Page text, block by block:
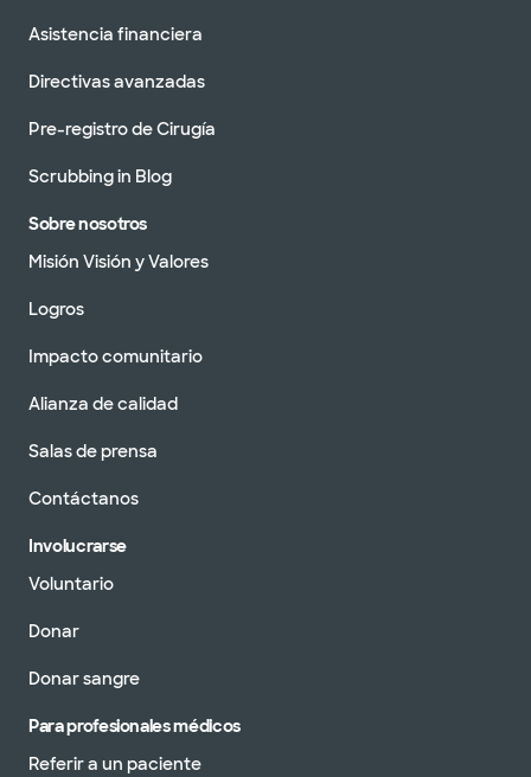
Asistencia financiera
Directivas avanzadas
Pre-registro de Cirugía
Scrubbing in Blog
Sobre nosotros
Misión Visión y Valores
Logros
Impacto comunitario
Alianza de calidad
Salas de prensa
Contáctanos
Involucrarse
Voluntario
Donar
Donar sangre
Para profesionales médicos
Referir a un paciente